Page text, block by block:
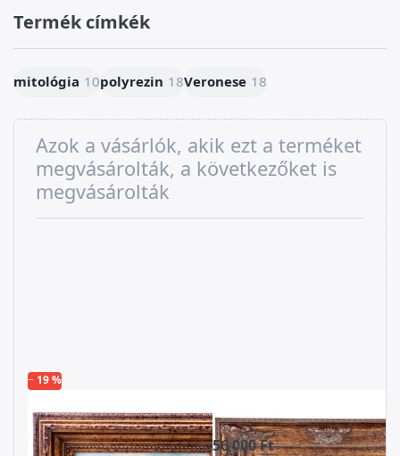
Termék címkék
mitológia 10polyrezin 18Veronese 18
Azok a vásárlók, akik ezt a terméket
megvásárolták, a következőket is
megvásárolták
− 19 %
Tájkép
szélmalommal
Velence
56 000 Ft